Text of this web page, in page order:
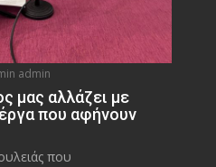
admin
μας αλλάζει με
που αφήνουν
που